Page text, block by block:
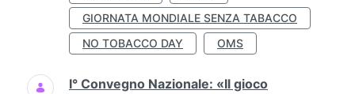
GIORNATA MONDIALE SENZA TABACCO
NO TOBACCO DAY
OMS
I° Convegno Nazionale: «Il gioco